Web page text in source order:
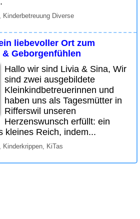
Diverse
liebevoller Ort zum
Geborgenfühlen
Hallo wir sind Livia & Sina, Wir
sind zwei ausgebildete
Kleinkindbetreuerinnen und
haben uns als Tagesmütter in
Rifferswil unseren
Herzenswunsch erfüllt: ein
kleines Reich, indem...
Kinderkrippen, KiTas